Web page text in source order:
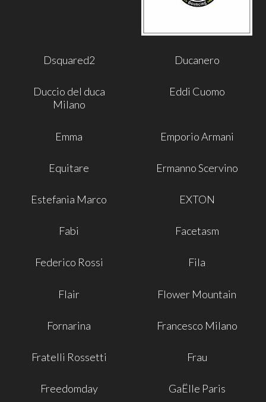
Dsquared2 Ducanero
Duccio del duca
Milano
Eddi Cuomo
Emma Emporio Armani
Equitare Ermanno Scervino
Estefania Marco EXTON
Fabi Facetasm
Federico Rossi Fila
Flair Flower Mountain
Fornarina Francesco Milano
Fratelli Rossetti Frau
Freedomday GaËlle Paris